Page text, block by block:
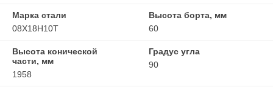
Марка стали
08Х18Н10Т
Высота борта, мм
60
Высота конической
части, мм
1958
Градус угла
90